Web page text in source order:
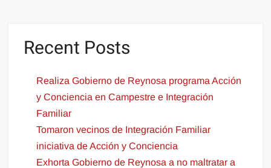
Recent Posts
Realiza Gobierno de Reynosa programa Acción
y Conciencia en Campestre e Integración
Familiar
Tomaron vecinos de Integración Familiar
iniciativa de Acción y Conciencia
Exhorta Gobierno de Reynosa a no maltratar a